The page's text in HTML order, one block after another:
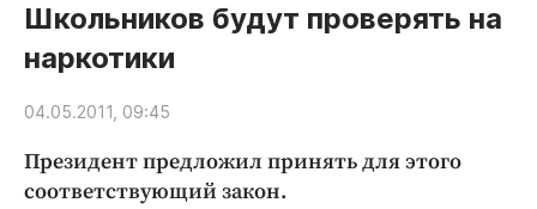
Новости компаний
Статьи
Народные новости
Благоустройство
Школьников будут проверять на
наркотики
04.05.2011, 09:45
Президент предложил принять для этого
соответствующий закон.